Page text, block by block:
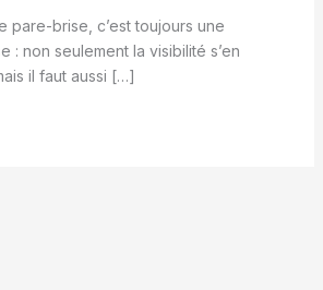
pare-brise, c’est toujours une
: non seulement la visibilité s’en
il faut aussi […]